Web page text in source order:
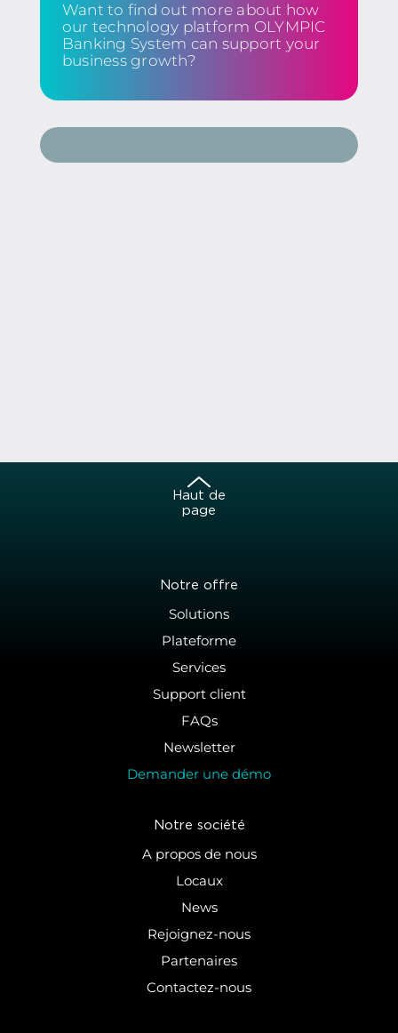
Want to find out more about how
our technology platform OLYMPIC
Banking System can support your
business growth?
Haut de
page
Notre offre
Solutions
Plateforme
Services
Support client
FAQs
Newsletter
Demander une démo
Notre société
A propos de nous
Locaux
News
Rejoignez-nous
Partenaires
Contactez-nous